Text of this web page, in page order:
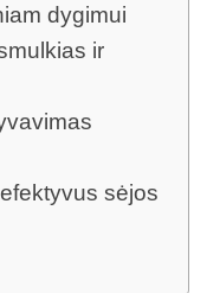
dygimui
ir
sėjos